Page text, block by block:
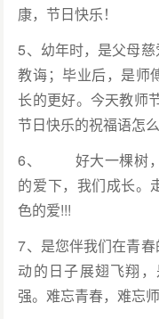
康，节日快乐！
5、幼年时，是父母
教诲；毕业后，是师
长的更好。今天教师
节日快乐的祝福语怎么
6、 好大一棵树，
的爱下，我们成长。
色的爱!!!
7、是您伴我们在青
动的日子展翅飞翔
强。难忘青春，难忘